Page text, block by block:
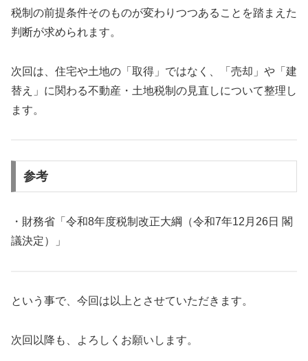
税制の前提条件そのものが変わりつつあることを踏まえた
判断が求められます。
次回は、住宅や土地の「取得」ではなく、「売却」や「建
替え」に関わる不動産・土地税制の見直しについて整理し
ます。
参考
・財務省「令和8年度税制改正大綱（令和7年12月26日 閣
議決定）」
という事で、今回は以上とさせていただきます。
次回以降も、よろしくお願いします。